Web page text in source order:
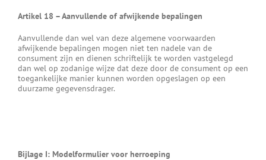
Artikel 18 –Aanvullende of afwijkende bepalingen
Aanvullende dan wel van deze algemene voorwaarden
afwijkende bepalingen mogen niet ten nadele van de
consument zijn en dienen schriftelijk te worden vastgelegd
dan wel op zodanige wijze dat deze door de consument op een
toegankelijke manier kunnen worden opgeslagen op een
duurzame gegevensdrager.
Bijlage I: Modelformulier voor herroeping